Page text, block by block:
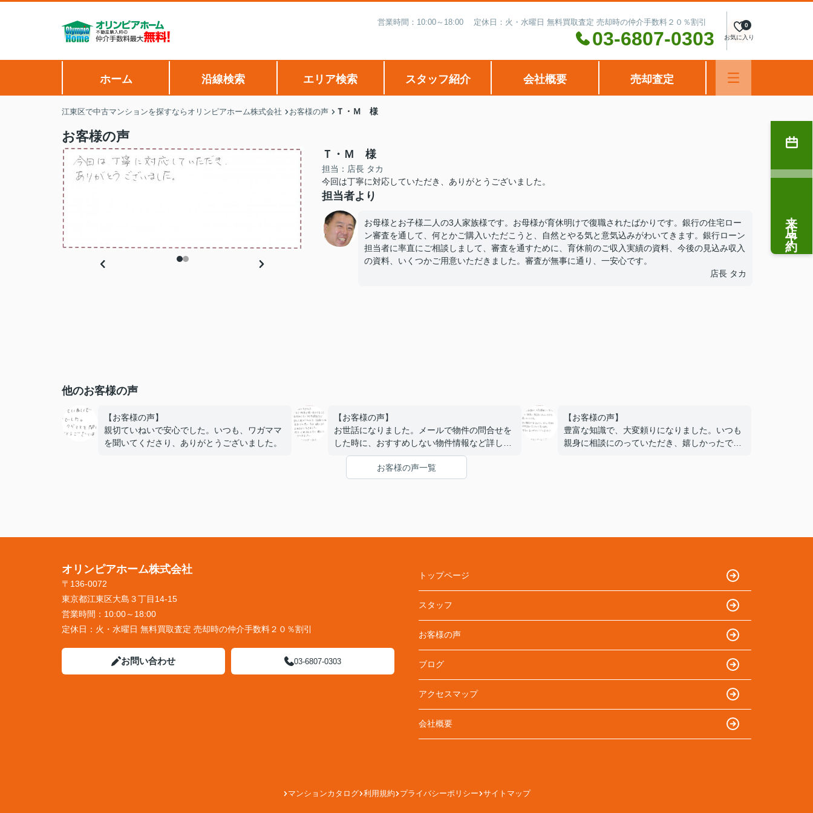
営業時間：10:00～18:00 定休日：火・水曜日 無料買取査定 売却時の仲介手数料２０％割引
03-6807-0303 お気に入り
0
ホーム 沿線検索 エリア検索 スタッフ紹介 会社概要 売却査定
江東区で中古マンションを探すならオリンピアホーム株式会社 お客様の声 Ｔ・Ｍ 様
お客様の声
Ｔ・Ｍ 様
担当：店長 タカ
今回は丁寧に対応していただき、ありがとうございました。
担当者より
お母様とお子様二人の3人家族様です。お母様が育休明けで復職されたばかりです。銀行の住宅ロー
ン審査を通して、何とかご購入いただこうと、自然とやる気と意気込みがわいてきます。銀行ローン
担当者に率直にご相談しまして、審査を通すために、育休前のご収入実績の資料、今後の見込み収入
の資料、いくつかご用意いただきました。審査が無事に通り、一安心です。
店長 タカ
他のお客様の声
【お客様の声】
親切ていねいで安心でした。いつも、ワガママ
を聞いてくださり、ありがとうございました。
【お客様の声】
お世話になりました。メールで物件の問合せを
した時に、おすすめしない物件情報など詳しく
教えていただき、信頼できる会社だと思い、今
回購入までお世話になりました。何も心配する
ことなく購入にこぎつけました。ありがとうご
【お客様の声】
豊富な知識で、大変頼りになりました。いつも
親身に相談にのっていただき、嬉しかったで
お客様の声一覧
来店予約
オリンピアホーム株式会社
〒136-0072
東京都江東区大島３丁目14-15
営業時間： 10:00～18:00
定休日： 火・水曜日 無料買取査定 売却時の仲介手数料２０％割引
お問い合わせ 03-6807-0303
トップページ
スタッフ
お客様の声
ブログ
アクセスマップ
会社概要
マンションカタログ 利用規約 プライバシーポリシー サイトマップ